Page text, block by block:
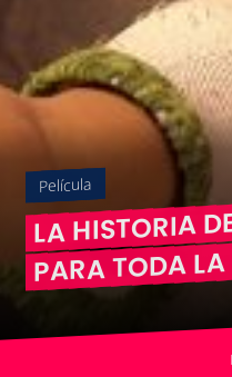
Película
LA HISTORIA
PARA TODA